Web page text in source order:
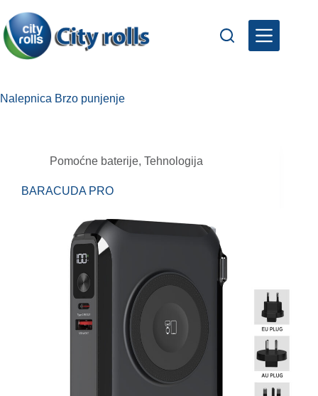
content
Nalepnica Brzo punjenje
Pomoćne baterije, Tehnologija
BARACUDA PRO